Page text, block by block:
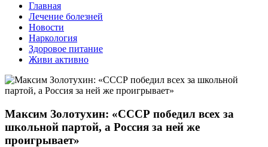
Главная
Лечение болезней
Новости
Наркология
Здоровое питание
Живи активно
Максим Золотухин: «СССР победил всех за
школьной партой, а Россия за ней же
проигрывает»